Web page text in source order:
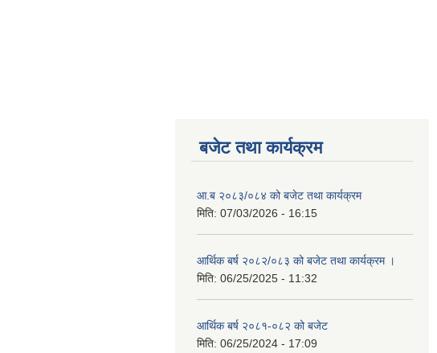
बजेट तथा कार्यक्रम
आ.ब २०८३/०८४ को बजेट तथा कार्यक्रम
मिति: 07/03/2026 - 16:15
आर्थिक बर्ष २०८२/०८३ को बजेट तथा कार्यक्रम ।
मिति: 06/25/2025 - 11:32
आर्थिक बर्ष २०८१-०८२ को बजेट
मिति: 06/25/2024 - 17:09